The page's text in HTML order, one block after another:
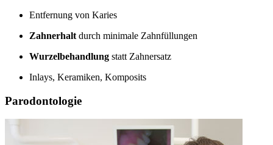
Entfernung von Karies
Zahnerhalt durch minimale Zahnfüllungen
Wurzelbehandlung statt Zahnersatz
Inlays, Keramiken, Komposits
Parodontologie